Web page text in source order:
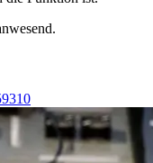
die Ausstellung,
Kinder- und